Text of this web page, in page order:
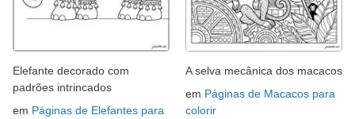
Elefante decorado com
padrões intrincados
em Páginas de Elefantes para
A selva mecânica dos macacos
em Páginas de Macacos para
colorir